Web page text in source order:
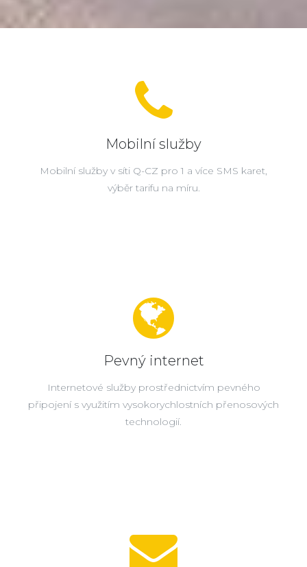
Mobilní služby
Mobilní služby v síti Q-CZ pro 1 a více SMS karet,
výběr tarifu na míru.
Pevný internet
Internetové služby prostřednictvím pevného
připojení s využitím vysokorychlostních přenosových
technologií.